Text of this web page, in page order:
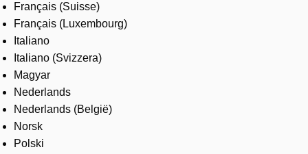
Français (Suisse)
Français (Luxembourg)
Italiano
Italiano (Svizzera)
Magyar
Nederlands
Nederlands (België)
Norsk
Polski